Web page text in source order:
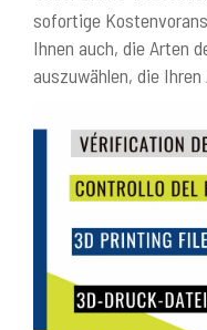
sofortige
Ihnen auch, die Arten
auszuwählen, die